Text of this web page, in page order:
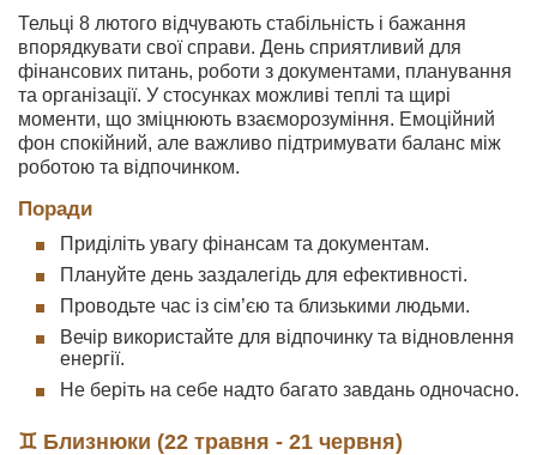
Тельці 8 лютого відчувають стабільність і бажання
впорядкувати свої справи. День сприятливий для
фінансових питань, роботи з документами, планування
та організації. У стосунках можливі теплі та щирі
моменти, що зміцнюють взаєморозуміння. Емоційний
фон спокійний, але важливо підтримувати баланс між
роботою та відпочинком.
Поради
Приділіть увагу фінансам та документам.
Плануйте день заздалегідь для ефективності.
Проводьте час із сім’єю та близькими людьми.
Вечір використайте для відпочинку та відновлення
енергії.
Не беріть на себе надто багато завдань одночасно.
♊ Близнюки (22 травня - 21 червня)